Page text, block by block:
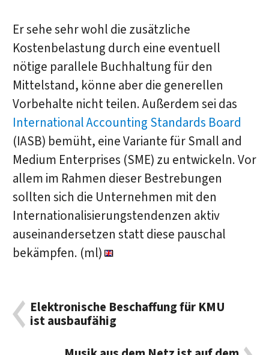
Er sehe sehr wohl die zusätzliche
Kostenbelastung durch eine eventuell
nötige parallele Buchhaltung für den
Mittelstand, könne aber die generellen
Vorbehalte nicht teilen. Außerdem sei das
International Accounting Standards Board
(IASB) bemüht, eine Variante für Small and
Medium Enterprises (SME) zu entwickeln. Vor
allem im Rahmen dieser Bestrebungen
sollten sich die Unternehmen mit den
Internationalisierungstendenzen aktiv
auseinandersetzen statt diese pauschal
bekämpfen. (ml)
Elektronische Beschaffung für KMU
ist ausbaufähig